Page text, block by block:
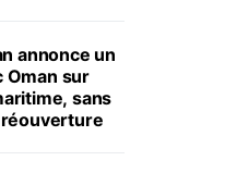
annonce un
Oman sur
sans